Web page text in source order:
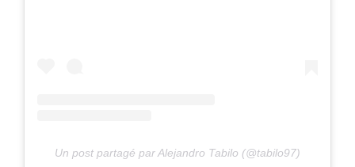
Un post partagé par Alejandro Tabilo (@tabilo97)